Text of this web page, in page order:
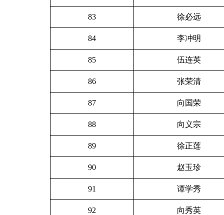
83 徐必远
84 李冲明
85 伍连英
86 张荣清
87 向国荣
88 向义宗
89 徐正莲
90 赵玉珍
91 谭学秀
92 向秀英